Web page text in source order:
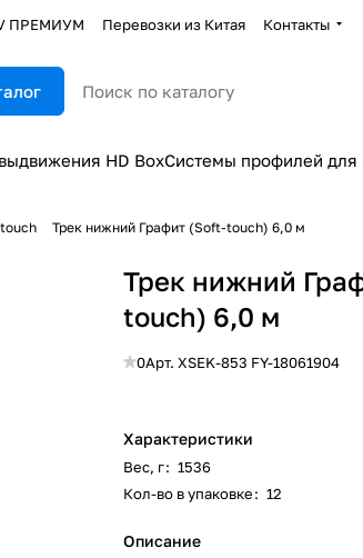
ПРЕМИУМ Перевозки из Китая Контакты
HD BoxСистемы профилей для
Трек нижний Графит (Soft-touch) 6,0 м
Трек нижний
touch) 6,0 м
0Арт.XSEK-853 FY-18061904
Характеристики
Вес, г: 1536
Кол-во в упаковке: 12
Описание